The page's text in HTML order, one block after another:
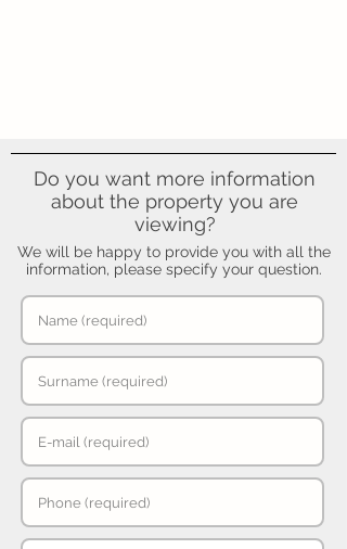
Do you want more information
about the property you are
viewing?
We will be happy to provide you with all the
information, please specify your question.